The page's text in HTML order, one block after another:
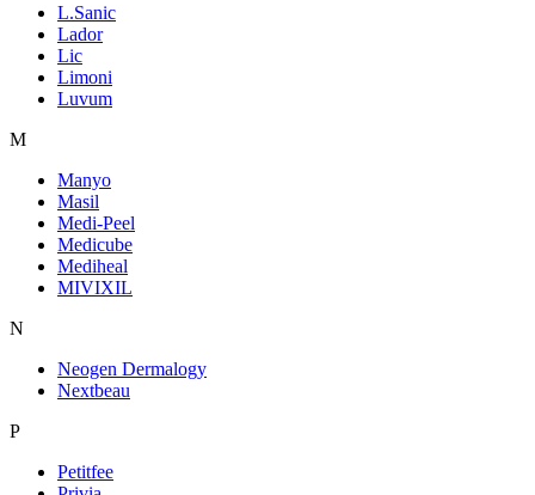
L.Sanic
Lador
Lic
Limoni
Luvum
M
Manyo
Masil
Medi-Peel
Medicube
Mediheal
MIVIXIL
N
Neogen Dermalogy
Nextbeau
P
Petitfee